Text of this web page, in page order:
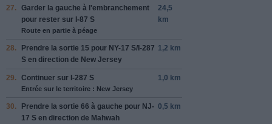
27. Garder la gauche à l'embranchement
pour rester sur I-87 S
Route en partie à péage
24,5
km
28. Prendre la sortie 15 pour NY-17 S/I-287
S en direction de New Jersey
1,2 km
29. Continuer sur I-287 S
Entrée sur le territoire : New Jersey
1,0 km
30. Prendre la sortie 66 à gauche pour NJ-
17 S en direction de Mahwah
0,5 km